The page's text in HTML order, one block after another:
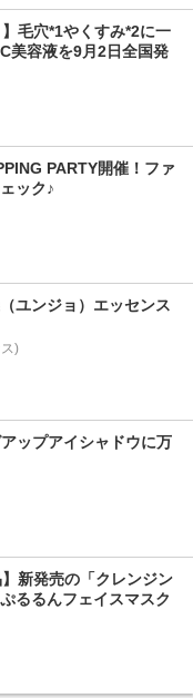
毛穴*1やくすみ*2に一
美容液を9月2日全国発
PARTY開催！ファ
ック♪
ユンジョ）エッセンス
)
ップアイシャドウに万
新発売の「クレンジン
るるんフェイスマスク